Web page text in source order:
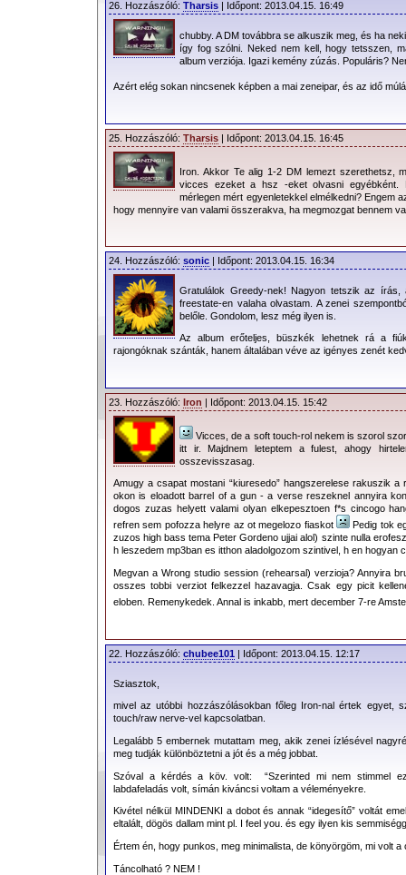
2013.04.08. 19:16 |Greedy| 47366 Olvasás |39 Hozzászólás|
26. Hozzászóló: Tharsis | Időpont: 2013.04.15. 16:49
chubby. A DM továbbra se alkuszik meg, és ha
így fog szólni. Neked nem kell, hogy tetsszen,
album verziója. Igazi kemény zúzás. Populáris?
Azért elég sokan nincsenek képben a mai zeneipar, és az idő
25. Hozzászóló: Tharsis | Időpont: 2013.04.15. 16:45
Iron. Akkor Te alig 1-2 DM lemezt szerethetsz,
vicces ezeket a hsz -eket olvasni egyébként.
mérlegen mért egyenletekkel elmélkedni? Engem
hogy mennyire van valami összerakva, ha megmozgat bennem
24. Hozzászóló: sonic | Időpont: 2013.04.15. 16:34
Gratulálok Greedy-nek! Nagyon tetszik az
freestate-en valaha olvastam. A zenei
belőle. Gondolom, lesz még ilyen is.
Az album erőteljes, büszkék lehetnek rá a
rajongóknak szánták, hanem általában véve az igényes zenét
23. Hozzászóló: Iron | Időpont: 2013.04.15. 15:42
Vicces, de a soft touch-rol nekem is szorol
itt ir. Majdnem leteptem a fulest, ahogy
osszevisszasag.
Amugy a csapat mostani “kiuresedo” hangszerelese rakuszik
okon is eloadott barrel of a gun - a verse reszeknel annyira
dogos zuzas helyett valami olyan elkepesztoen f*s cincogo
refren sem pofozza helyre az ot megelozo fiaskot
Pedig tok
zuzos high bass tema Peter Gordeno ujjai alol) szinte nulla
h leszedem mp3ban es itthon aladolgozom szintivel, h en
Megvan a Wrong studio session (rehearsal) verzioja? Annyira
osszes tobbi verziot felkezzel hazavagja. Csak egy picit
eloben. Remenykedek. Annal is inkabb, mert december 7-re
22. Hozzászóló: chubee101 | Időpont: 2013.04.15. 12:17
Sziasztok,
mivel az utóbbi hozzászólásokban főleg Iron-nal értek egyet,
touch/raw nerve-vel kapcsolatban.
Legalább 5 embernek mutattam meg, akik zenei ízlésével
meg tudják különböztetni a jót és a még jobbat.
Szóval a kérdés a köv. volt: “Szerinted mi nem stimmel
labdafeladás volt, símán kiváncsi voltam a véleményekre.
Kivétel nélkül MINDENKI a dobot és annak “idegesítő” voltát
eltalált, dögös dallam mint pl. I feel you. és egy ilyen kis
Értem én, hogy punkos, meg minimalista, de könyörgöm, mi volt a
Táncolható ? NEM !